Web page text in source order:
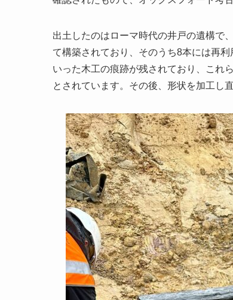
出土したのはローマ時代の井戸の遺構で
て構築されており、そのうち8本には再
いった木工の痕跡が残されており、これ
とされています。その後、形状を加工し